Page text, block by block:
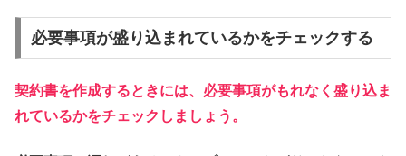
必要事項が盛り込まれているかをチェックする
契約書を作成するときには、必要事項がもれなく盛り込ま
れているかをチェックしましょう。